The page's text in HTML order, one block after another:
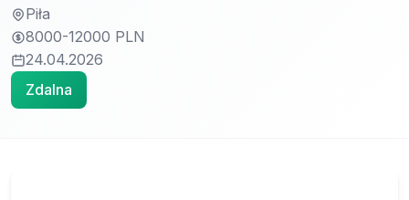
Piła
8000-12000 PLN
24.04.2026
Zdalna